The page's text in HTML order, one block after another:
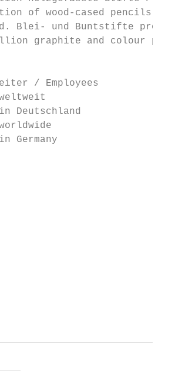
of wood-cased pencils
Blei- und Buntstifte pro
graphite and colour
/ Employees
Deutschland
Germany